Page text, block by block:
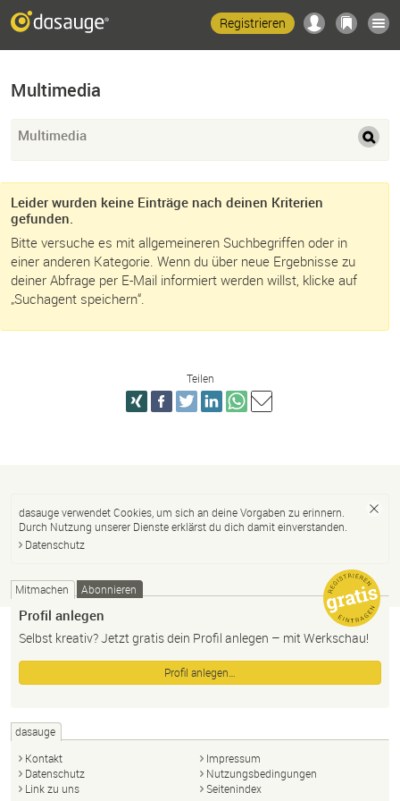
Registrieren
Multimedia
Multimedia
Leider wurden keine Einträge nach deinen Kriterien
gefunden.
Bitte versuche es mit allgemeineren Suchbegriffen oder in
einer anderen Kategorie. Wenn du über neue Ergebnisse zu
deiner Abfrage per E-Mail informiert werden willst, klicke auf
„Suchagent speichern“.
Teilen
dasauge verwendet Cookies, um sich an deine Vorgaben zu erinnern.
Durch Nutzung unserer Dienste erklärst du dich damit einverstanden.
Datenschutz
Mitmachen Abonnieren
Profil anlegen
Selbst kreativ? Jetzt gratis dein Profil anlegen – mit Werkschau!
Profil anlegen…
dasauge
Kontakt
Impressum
Datenschutz
Nutzungsbedingungen
Link zu uns
Seitenindex